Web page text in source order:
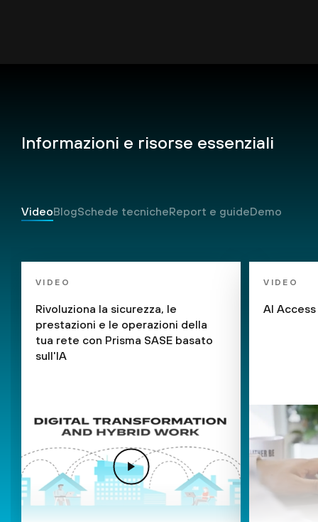
Informazioni e risorse essenziali
VideoBlogSchede tecnicheReport e guideDemo
VIDEO
Rivoluziona la sicurezza, le
prestazioni e le operazioni della
tua rete con Prisma SASE basato
sull'IA
VIDEO
AI